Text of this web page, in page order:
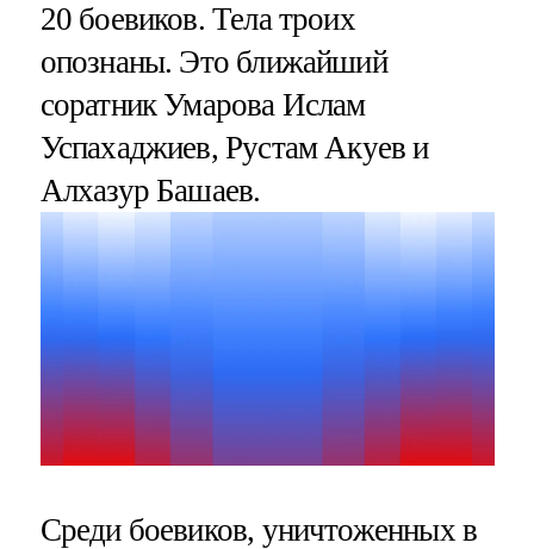
20 боевиков. Тела троих
опознаны. Это ближайший
соратник Умарова Ислам
Успахаджиев, Рустам Акуев и
Алхазур Башаев.
Среди боевиков, уничтоженных в